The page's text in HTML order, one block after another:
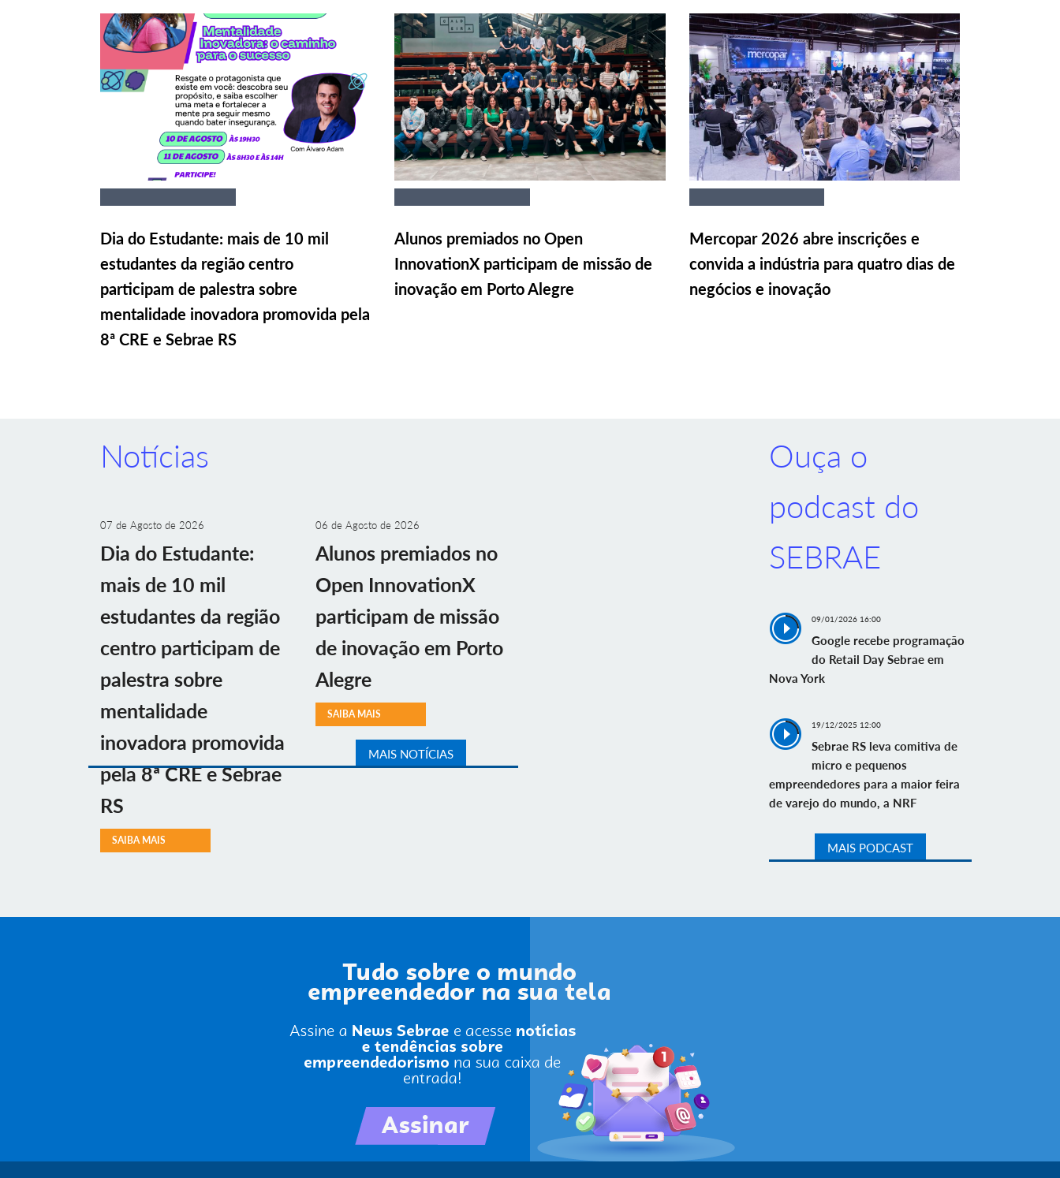
Dia do Estudante: mais de 10 mil
estudantes da região centro
participam de palestra sobre
mentalidade inovadora promovida pela
8ª CRE e Sebrae RS
Alunos premiados no Open
InnovationX participam de missão de
inovação em Porto Alegre
Mercopar 2026 abre inscrições e
convida a indústria para quatro dias de
negócios e inovação
Notícias
07 de Agosto de 2026
Dia do Estudante:
mais de 10 mil
estudantes da região
centro participam de
palestra sobre
mentalidade
inovadora promovida
pela 8ª CRE e Sebrae
RS
SAIBA MAIS
06 de Agosto de 2026
Alunos premiados no
Open InnovationX
participam de missão
de inovação em Porto
Alegre
SAIBA MAIS
MAIS NOTÍCIAS
Ouça o
podcast do
SEBRAE
09/01/2026 16:00
Google recebe programação
do Retail Day Sebrae em
Nova York
19/12/2025 12:00
Sebrae RS leva comitiva de
micro e pequenos
empreendedores para a maior feira
de varejo do mundo, a NRF
MAIS PODCAST